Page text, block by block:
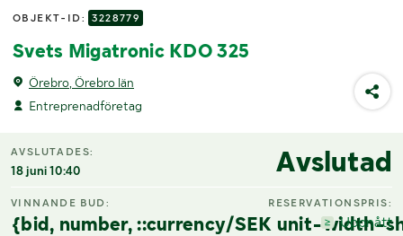
OBJEKT-ID: 3228779
Svets Migatronic KDO 325
Örebro, Örebro län
Entreprenadföretag
AVSLUTADES:
18 juni 10:40 Avslutad
VINNANDE BUD:
{bid, number, ::currency/SEK unit-width-
RESERVATIONSPRIS:
Uppnått